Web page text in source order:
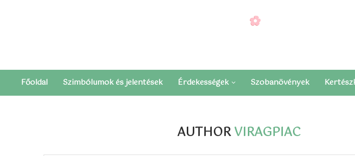
Főoldal Szimbólumok és jelentések Érdekességek Szobanövények
AUTHORVIRAGPIAC